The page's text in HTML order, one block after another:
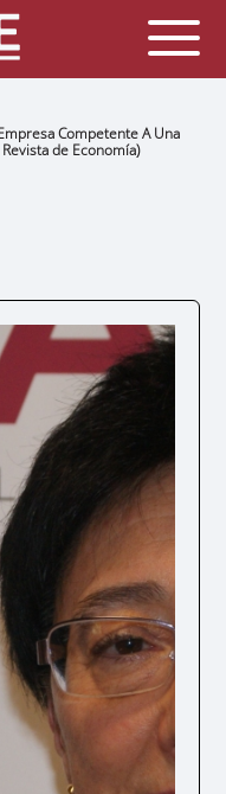
Competente A Una
de Economía)